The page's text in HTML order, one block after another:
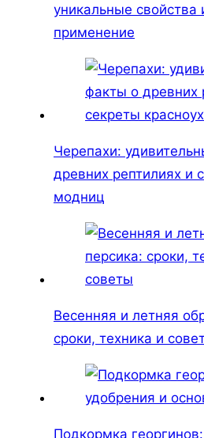
уникальные свойства
применение
Черепахи:
древних рептилиях и
модниц
Весенняя и летняя
сроки, техника и
Подкормка